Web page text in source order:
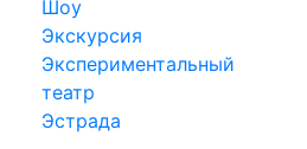
Шоу
Экскурсия
Экспериментальный
театр
Эстрада